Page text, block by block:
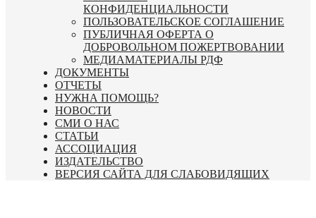
КОНФИДЕНЦИАЛЬНОСТИ
ПОЛЬЗОВАТЕЛЬСКОЕ СОГЛАШЕНИЕ
ПУБЛИЧНАЯ ОФЕРТА О
ДОБРОВОЛЬНОМ ПОЖЕРТВОВАНИИ
МЕДИАМАТЕРИАЛЫ РДФ
ДОКУМЕНТЫ
ОТЧЕТЫ
НУЖНА ПОМОЩЬ?
НОВОСТИ
СМИ О НАС
СТАТЬИ
АССОЦИАЦИЯ
ИЗДАТЕЛЬСТВО
ВЕРСИЯ САЙТА ДЛЯ СЛАБОВИДЯЩИХ